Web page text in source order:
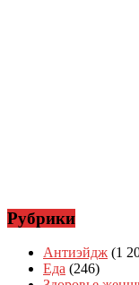
Рубрики
Антиэйдж (1
Еда (246)